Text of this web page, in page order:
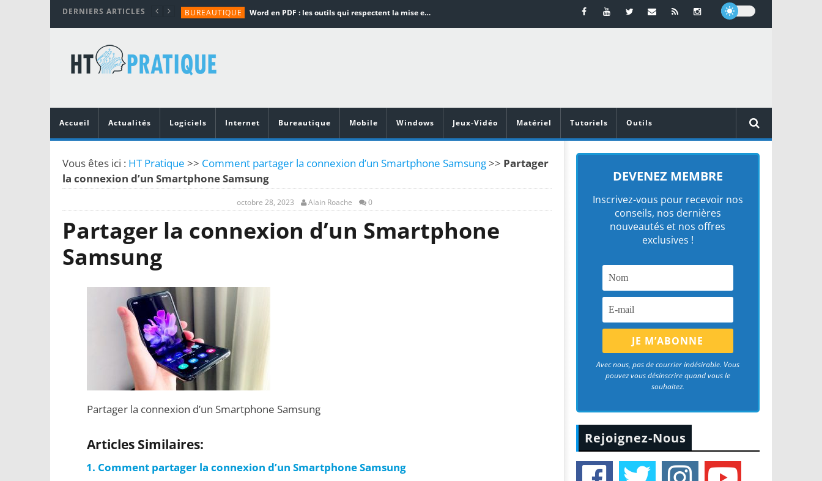
DERNIERS ARTICLES BUREAUTIQUE Word en PDF : les outils qui respectent la mise en page
TUTORIALS
MATÉRIEL
Vidéoprojecteurs Asus : Top 6 des meilleurs modèles de la marque
Accueil
Actualités Logiciels Internet Bureautique Mobile Windows Jeux-Vidéo Matériel Tutoriels Outils
Vous êtes ici : HT Pratique >> Comment partager la connexion d’un Smartphone Samsung>> Partager
la connexion d’un Smartphone Samsung
octobre 28, 2023 Alain Roache 0
Partager la connexion d’un Smartphone
Samsung
Partager la connexion d’un Smartphone Samsung
Articles Similaires:
Comment partager la connexion d’un Smartphone Samsung
DEVENEZ MEMBRE
Inscrivez-vous pour recevoir nos
conseils, nos dernières
nouveautés et nos offres
exclusives !
Avec nous, pas de courrier indésirable. Vous
pouvez vous désinscrire quand vous le
souhaitez.
Rejoignez-Nous